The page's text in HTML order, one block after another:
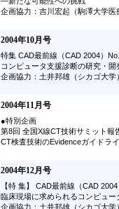
企画協力：吉川宏起（駒澤大学医
2004年10月号
特集 CAD最前線（CAD 2004）
コンピュータ支援診断の研究・
企画協力：土井邦雄（シカゴ大
2004年11月号
●特別企画
第8回 全国X線CT技術サミット報
CT検査技術のEvidenceガイドラ
2004年12月号
【特 集】 CAD最前線（CAD
臨床現場に求められるコンピュー
企画協力：土井邦雄（シカゴ大